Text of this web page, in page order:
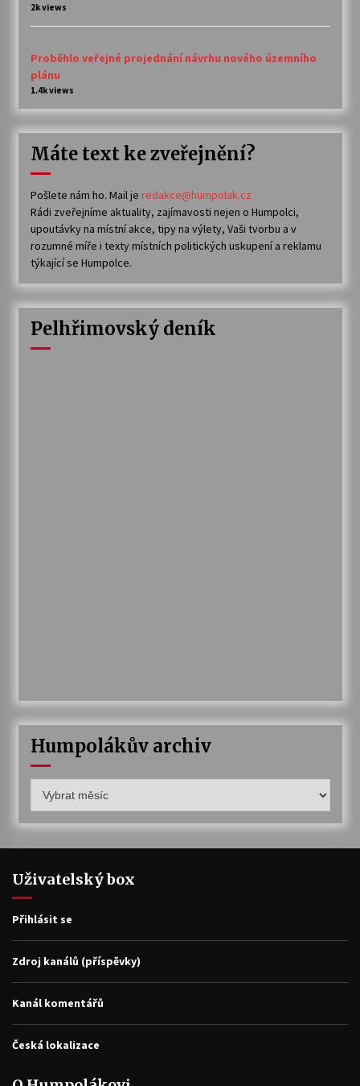
2k views
Proběhlo veřejné projednání návrhu nového územního
plánu
1.4k views
Máte text ke zveřejnění?
Pošlete nám ho. Mail je redakce@humpolak.cz
Rádi zveřejníme aktuality, zajímavosti nejen o Humpolci,
upoutávky na místní akce, tipy na výlety, Vaši tvorbu a v
rozumné míře i texty místních politických uskupení a reklamu
týkající se Humpolce.
Pelhřimovský deník
Humpolákův archiv
archiv
Uživatelský box
Přihlásit se
Zdroj kanálů (příspěvky)
Kanál komentářů
Česká lokalizace